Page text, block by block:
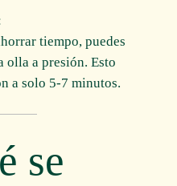
tiempo, puedes
olla a presión. Esto
a solo 5-7 minutos.
se